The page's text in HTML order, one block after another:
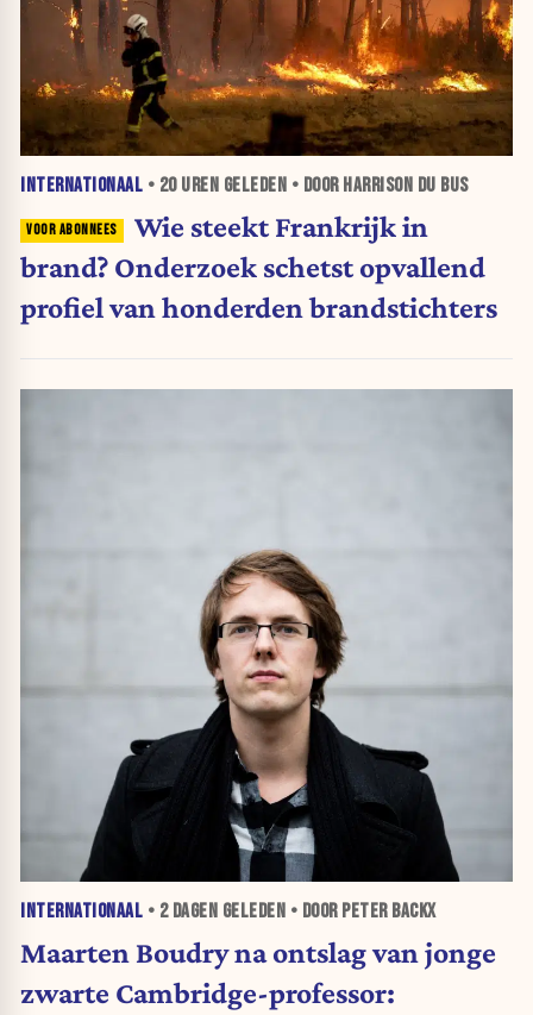
INTERNATIONAAL • 20 UREN GELEDEN • DOOR HARRISON DU BUS
Wie steekt Frankrijk in
brand? Onderzoek schetst opvallend
profiel van honderden brandstichters
INTERNATIONAAL • 2 DAGEN GELEDEN • DOOR PETER BACKX
Maarten Boudry na ontslag van jonge
zwarte Cambridge-professor: